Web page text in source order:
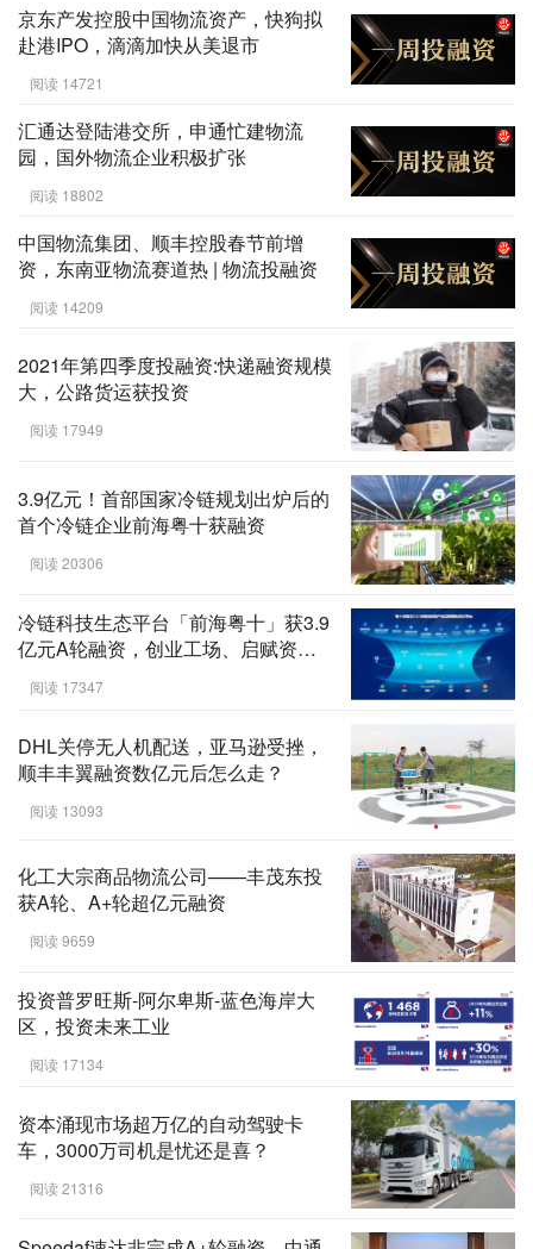
京东产发控股中国物流资产，快狗拟
赴港IPO，滴滴加快从美退市
阅读 14721
汇通达登陆港交所，申通忙建物流
园，国外物流企业积极扩张
阅读 18802
中国物流集团、顺丰控股春节前增
资，东南亚物流赛道热 | 物流投融资
阅读 14209
2021年第四季度投融资:快递融资规模
大，公路货运获投资
阅读 17949
3.9亿元！首部国家冷链规划出炉后的
首个冷链企业前海粤十获融资
阅读 20306
冷链科技生态平台「前海粤十」获3.9
亿元A轮融资，创业工场、启赋资本
等投资，极值资本担任本轮财务顾问
阅读 17347
DHL关停无人机配送，亚马逊受挫，
顺丰丰翼融资数亿元后怎么走？
阅读 13093
化工大宗商品物流公司——丰茂东投
获A轮、A+轮超亿元融资
阅读 9659
投资普罗旺斯-阿尔卑斯-蓝色海岸大
区，投资未来工业
阅读 17134
资本涌现市场超万亿的自动驾驶卡
车，3000万司机是忧还是喜？
阅读 21316